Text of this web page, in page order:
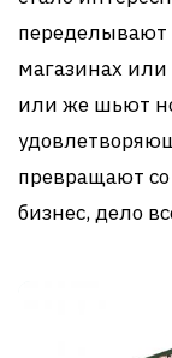
переделывают
магазинах
или же шьют
превращают
бизнес, дело